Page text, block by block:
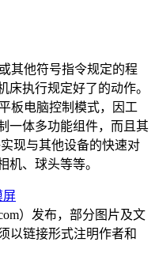
其他符号指令规定的程
床执行规定好了的动作。
板电脑控制模式，因工
一体多功能组件，而且其
现与其他设备的快速对
机、球头等等。
屏
）发布，部分图片及文
以链接形式注明作者和